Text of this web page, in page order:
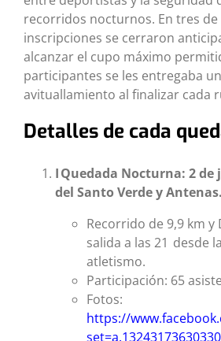
recorridos nocturnos. En tres de
inscripciones se cerraron
alcanzar el cupo máximo
participantes se les entregaba
avituallamiento al finalizar cada
Detalles de cada
IQuedada Nocturna: 2 de
del Santo Verde y Antenas.
Recorrido de 9,9 km y
salida a las 21 desde
atletismo.
Participación: 65
Fotos:
https://